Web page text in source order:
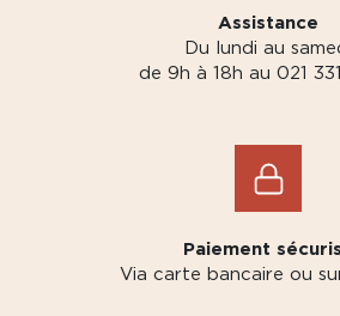
Assistance
Du lundi au
de 9h à 18h au 021
Paiement
Via carte bancaire ou